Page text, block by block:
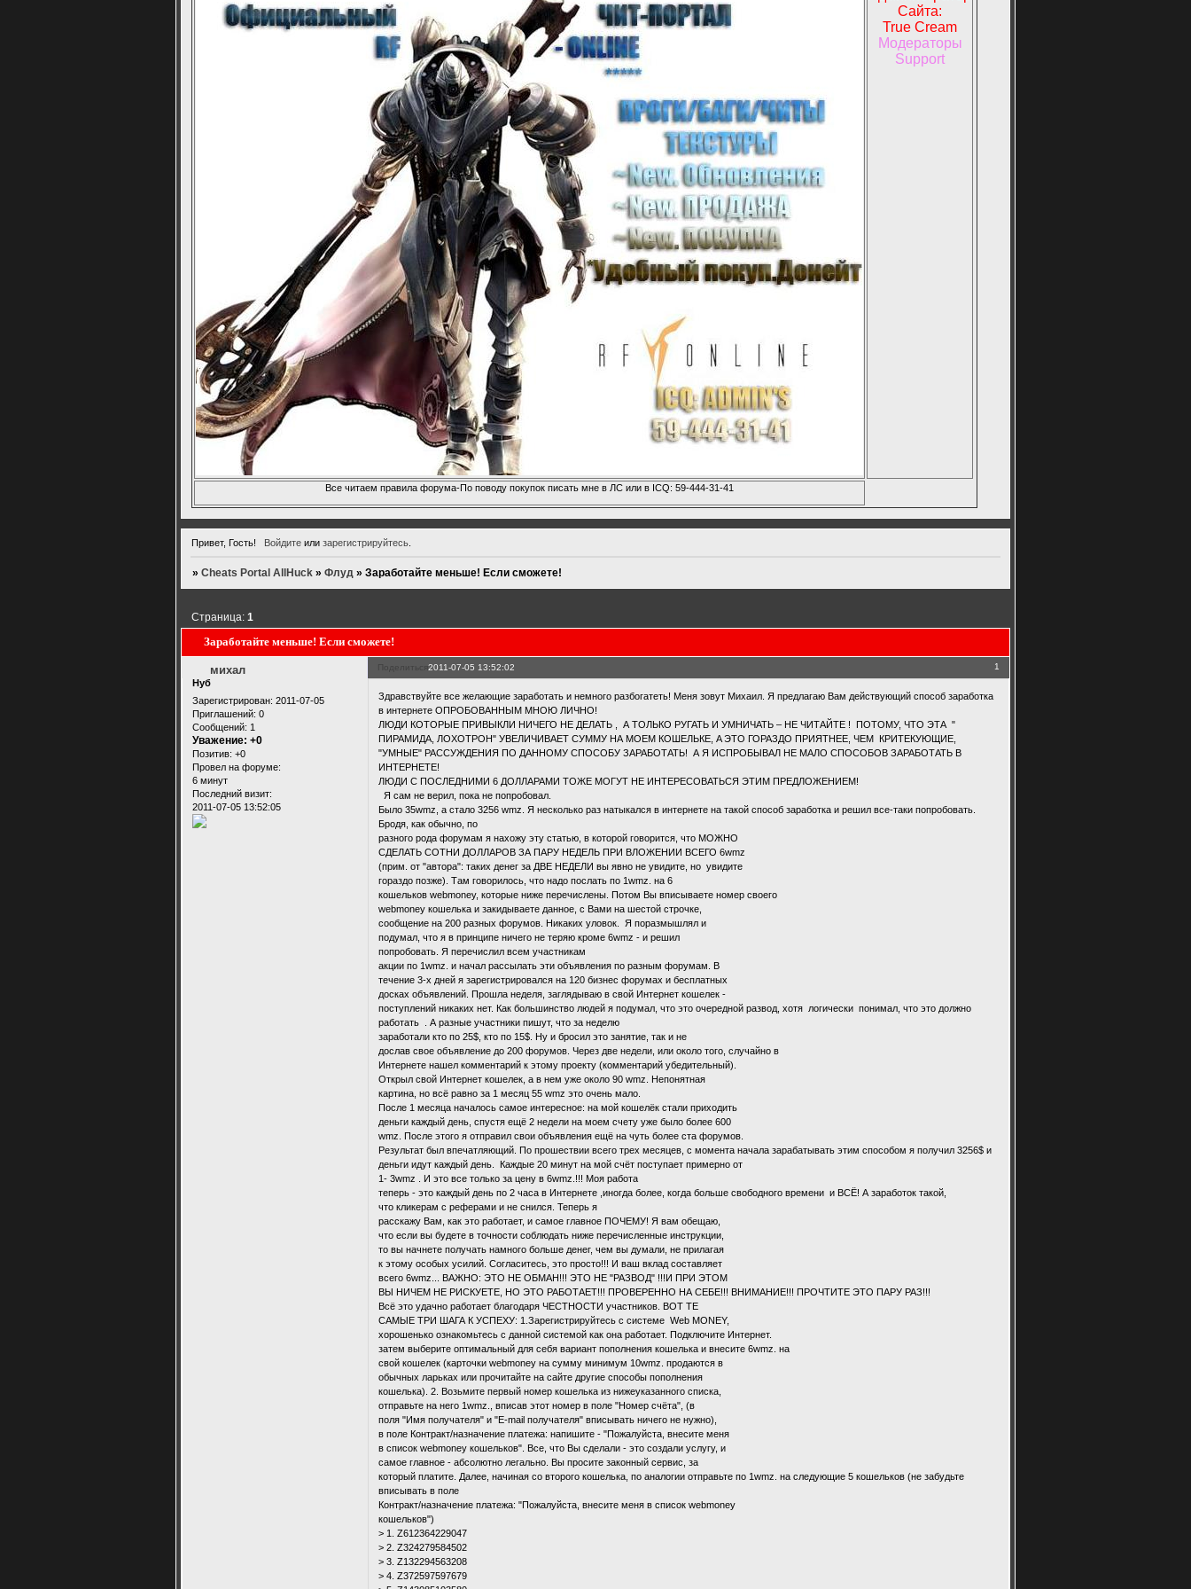
Сайта:
True Cream
Модераторы
Support
Все читаем правила форума-По поводу покупок писать мне в ЛС или в ICQ: 59-444-31-41
Привет, Гость! Войдитеили зарегистрируйтесь.
»Cheats Portal AllHuck »Флуд »Заработайте меньше! Если сможете!
Заработайте меньше! Если сможете!
Страница:1
Поделиться 1
2011-07-05 13:52:02
михал
Нуб
Зарегистрирован: 2011-07-05
Приглашений: 0
Сообщений: 1
Уважение: +0
Позитив: +0
Провел на форуме:
6 минут
Последний визит:
2011-07-05 13:52:05
Здравствуйте все желающие заработать и немного разбогатеть! Меня зовут Михаил. Я предлагаю Вам действующий способ заработка
в интернете ОПРОБОВАННЫМ МНОЮ ЛИЧНО!
ЛЮДИ КОТОРЫЕ ПРИВЫКЛИ НИЧЕГО НЕ ДЕЛАТЬ , А ТОЛЬКО РУГАТЬ И УМНИЧАТЬ – НЕ ЧИТАЙТЕ ! ПОТОМУ, ЧТО ЭТА "
ПИРАМИДА, ЛОХОТРОН" УВЕЛИЧИВАЕТ СУММУ НА МОЕМ КОШЕЛЬКЕ, A ЭТО ГОРАЗДО ПРИЯТНЕЕ, ЧЕМ КРИТЕКУЮЩИЕ,
"УМНЫЕ" РАССУЖДЕНИЯ ПО ДАННОМУ СПОСОБУ ЗАРАБОТАТЬ! А Я ИСПРОБЫВАЛ НЕ МАЛО СПОСОБОВ ЗАРАБОТАТЬ В
ИНТЕРНЕТЕ!
ЛЮДИ С ПОСЛЕДНИМИ 6 ДОЛЛАРАМИ ТОЖЕ МОГУТ НЕ ИНТЕРЕСОВАТЬСЯ ЭТИМ ПРЕДЛОЖЕНИЕМ!
Я сам не верил, пока не попробовал.
Было 35wmz, а стало 3256 wmz. Я несколько раз натыкался в интернете на такой способ заработка и решил все-таки попробовать.
Бродя, как обычно, по
разного рода форумам я нахожу эту статью, в которой говорится, что МОЖНО
СДЕЛАТЬ СОТНИ ДОЛЛАРОВ ЗА ПАРУ НЕДЕЛЬ ПРИ ВЛОЖЕНИИ ВСЕГО 6wmz
(прим. от "автора": таких денег за ДВЕ НЕДЕЛИ вы явно не увидите, но увидите
гораздо позже). Там говорилось, что надо послать по 1wmz. на 6
кошельков webmoney, которые ниже перечислены. Потом Вы вписываете номер своего
webmoney кошелька и закидываете данное, с Вами на шестой строчке,
сообщение на 200 разных форумов. Никаких уловок. Я поразмышлял и
подумал, что я в принципе ничего не теряю кроме 6wmz - и решил
попробовать. Я перечислил всем участникам
акции по 1wmz. и начал рассылать эти объявления по разным форумам. В
течение 3-х дней я зарегистрировался на 120 бизнес форумах и бесплатных
досках объявлений. Прошла неделя, заглядываю в свой Интернет кошелек -
поступлений никаких нет. Как большинство людей я подумал, что это очередной развод, хотя логически понимал, что это должно
работать . А разные участники пишут, что за неделю
заработали кто по 25$, кто по 15$. Ну и бросил это занятие, так и не
дослав свое объявление до 200 форумов. Через две недели, или около того, случайно в
Интернете нашел комментарий к этому проекту (комментарий убедительный).
Открыл свой Интернет кошелек, а в нем уже около 90 wmz. Непонятная
картина, но всё равно за 1 месяц 55 wmz это очень мало.
После 1 месяца началось самое интересное: на мой кошелёк стали приходить
деньги каждый день, спустя ещё 2 недели на моем счету уже было более 600
wmz. После этого я отправил свои объявления ещё на чуть более ста форумов.
Результат был впечатляющий. По прошествии всего трех месяцев, с момента начала зарабатывать этим способом я получил 3256$ и
деньги идут каждый день. Каждые 20 минут на мой счёт поступает примерно от
1- 3wmz . И это все только за цену в 6wmz.!!! Моя работа
теперь - это каждый день по 2 часа в Интернете ,иногда более, когда больше свободного времени и ВСЁ! А заработок такой,
что кликерам с реферами и не снился. Теперь я
расскажу Вам, как это работает, и самое главное ПОЧЕМУ! Я вам обещаю,
что если вы будете в точности соблюдать ниже перечисленные инструкции,
то вы начнете получать намного больше денег, чем вы думали, не прилагая
к этому особых усилий. Согласитесь, это просто!!! И ваш вклад составляет
всего 6wmz... ВАЖНО: ЭТО НЕ ОБМАН!!! ЭТО НЕ "РАЗВОД" !!!И ПРИ ЭТОМ
ВЫ НИЧЕМ НЕ РИСКУЕТЕ, НО ЭТО РАБОТАЕТ!!! ПРОВЕРЕННО НА СЕБЕ!!! ВНИМАНИЕ!!! ПРОЧТИТЕ ЭТО ПАРУ РАЗ!!!
Всё это удачно работает благодаря ЧЕСТНОСТИ участников. ВОТ ТЕ
САМЫЕ ТРИ ШАГА К УСПЕХУ: 1.Зарегистрируйтесь с системе Web MONEY,
хорошенько ознакомьтесь с данной системой как она работает. Подключите Интернет.
затем выберите оптимальный для себя вариант пополнения кошелька и внесите 6wmz. на
свой кошелек (карточки webmoney на сумму минимум 10wmz. продаются в
обычных ларьках или прочитайте на сайте другие способы пополнения
кошелька). 2. Возьмите первый номер кошелька из нижеуказанного списка,
отправьте на него 1wmz., вписав этот номер в поле "Номер счёта", (в
поля "Имя получателя" и "E-mail получателя" вписывать ничего не нужно),
в поле Контракт/назначение платежа: напишите - "Пожалуйста, внесите меня
в список webmoney кошельков". Все, что Вы сделали - это создали услугу, и
самое главное - абсолютно легально. Вы просите законный сервис, за
который платите. Далее, начиная со второго кошелька, по аналогии отправьте по 1wmz. на следующие 5 кошельков (не забудьте
вписывать в поле
Контракт/назначение платежа: "Пожалуйста, внесите меня в список webmoney
кошельков")
> 1. Z612364229047
> 2. Z324279584502
> 3. Z132294563208
> 4. Z372597597679